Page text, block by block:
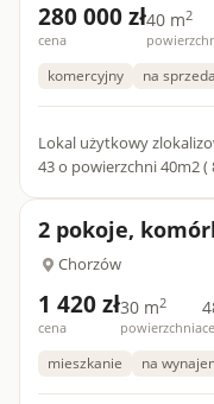
280 000 zł
cena
40 m2
komercyjny na
Lokal użytkowy
43 o powierzchni 40m2 (
2 pokoje,
Chorzów
1 420 zł
cena
30 m2
powierzchnia
mieszkanie na